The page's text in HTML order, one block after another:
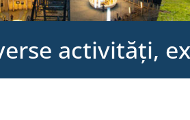
activități,